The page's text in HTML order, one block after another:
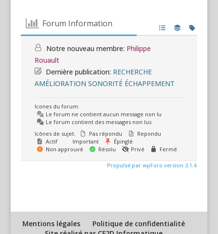
Forum Information
Notre nouveau membre: Philippe
Rouault
Dernière publication: RECHERCHE
AMÉLIORATION SONORITÉ ÉCHAPPEMENT
Icones du forum:
Le forum ne contient aucun message non lu
Le forum contient des messages non lus
Icônes de sujet:
Pas répondu
Repondu
Actif
Important
Épinglé
Non approuvé
Résolu Privé Fermé
Propulsé par wpForo version 3.1.4
Mentions légales
Politique de confidentialité